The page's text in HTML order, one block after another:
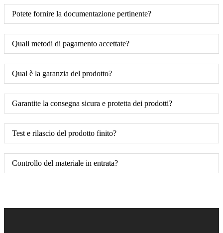
Potete fornire la documentazione pertinente?
Quali metodi di pagamento accettate?
Qual è la garanzia del prodotto?
Garantite la consegna sicura e protetta dei prodotti?
Test e rilascio del prodotto finito?
Controllo del materiale in entrata?